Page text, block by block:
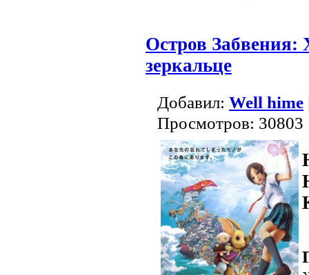
Остров Забвения:
зеркальце
Добавил: Well hime
Просмотров: 30803